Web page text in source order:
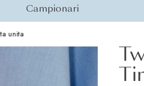
Campionari
unita